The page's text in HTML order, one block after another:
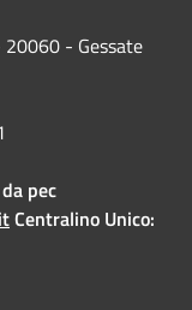
20060 - Gessate
pec
Centralino Unico: